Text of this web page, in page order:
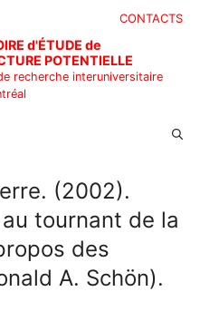
CONTACTS
d'ÉTUDE de
POTENTIELLE
recherche interuniversitaire
(2002).
tournant de la
des
A. Schön).